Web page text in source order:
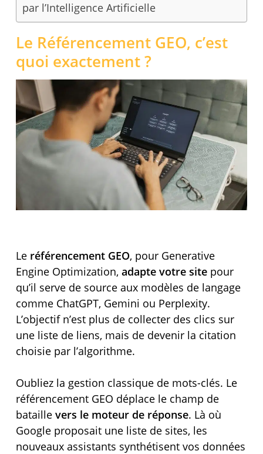
par l’Intelligence Artificielle
Le Référencement GEO, c’est
quoi exactement ?
Le référencement GEO, pour Generative
Engine Optimization, adapte votre sitepour
qu’il serve de source aux modèles de langage
comme ChatGPT, Gemini ou Perplexity.
L’objectif n’est plus de collecter des clics sur
une liste de liens, mais de devenir la citation
choisie par l’algorithme.
Oubliez la gestion classique de mots-clés. Le
référencement GEO déplace le champ de
bataille vers le moteur de réponse. Là où
Google proposait une liste de sites, les
nouveaux assistants synthétisent vos données